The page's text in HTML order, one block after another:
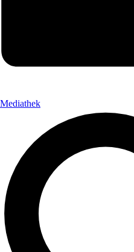
Mediathek